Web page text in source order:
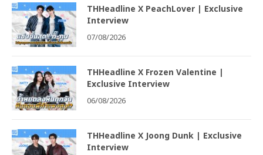
THHeadline X PeachLover | Exclusive
Interview
07/08/2026
THHeadline X Frozen Valentine |
Exclusive Interview
06/08/2026
THHeadline X Joong Dunk | Exclusive
Interview